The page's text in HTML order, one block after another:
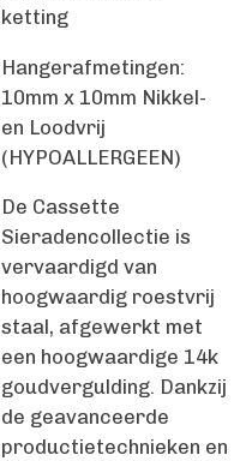
ketting
Hangerafmetingen:
10mm x 10mm Nikkel-
en Loodvrij
(HYPOALLERGEEN)
De Cassette
Sieradencollectie is
vervaardigd van
hoogwaardig roestvrij
staal, afgewerkt met
een hoogwaardige 14k
goudvergulding. Dankzij
de geavanceerde
productietechnieken en